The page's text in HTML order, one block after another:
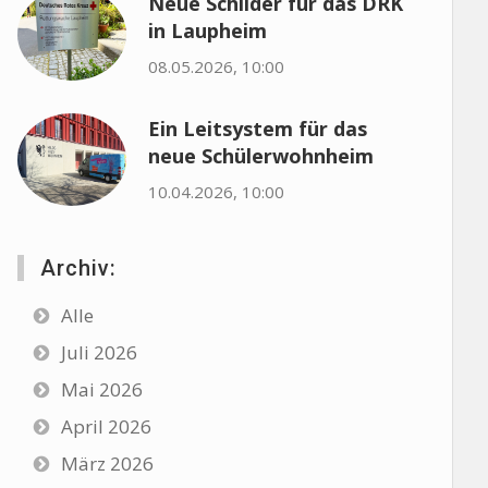
in Laupheim
08.05.2026, 10:00
Ein Leitsystem für das
neue Schülerwohnheim
10.04.2026, 10:00
Archiv:
Alle
Juli 2026
Mai 2026
April 2026
März 2026